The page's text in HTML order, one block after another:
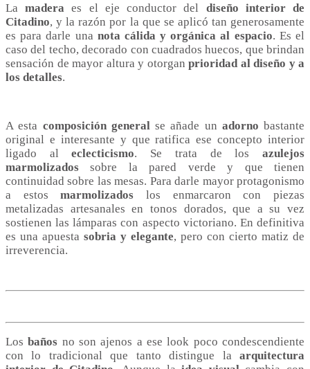
Lamaderaes el eje conductor del diseño interior de
Citadino, y la razón por la que se aplicó tan generosamente
es para darle una nota cálida y orgánica al espacio. Es el
caso del techo, decorado con cuadrados huecos, que brindan
sensación de mayor altura y otorgan prioridad al diseño y a
los detalles.
A esta composición generalse añade un adorno bastante
original e interesante y que ratifica ese concepto interior
ligado aleclecticismo. Se trata de losazulejos
marmolizados sobre la pared verde y que tienen
continuidad sobre las mesas. Para darle mayor protagonismo
a estosmarmolizados los enmarcaron con piezas
metalizadas artesanales en tonos dorados, que a su vez
sostienen las lámparas con aspecto victoriano. En definitiva
es una apuesta sobria y elegante, pero con cierto matiz de
irreverencia.
Losbaños no son ajenos a ese look poco condescendiente
con lo tradicional que tanto distingue la arquitectura